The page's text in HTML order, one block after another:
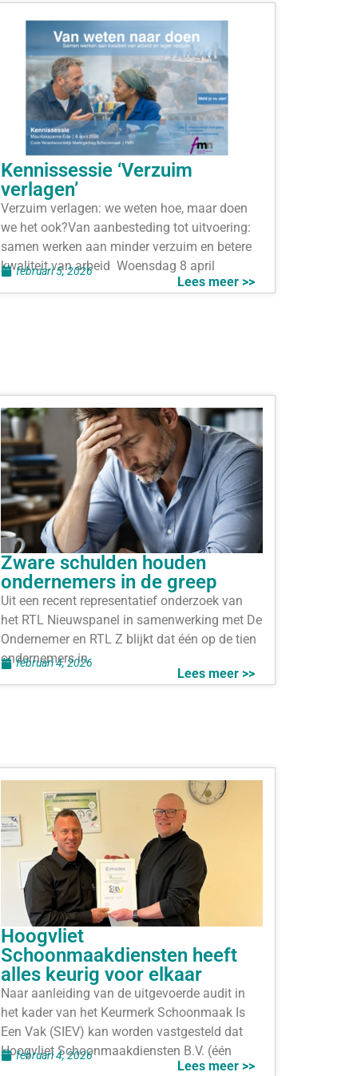
Kennissessie ‘Verzuim
verlagen’
Verzuim verlagen: we weten hoe, maar doen
we het ook?Van aanbesteding tot uitvoering:
samen werken aan minder verzuim en betere
kwaliteit van arbeid Woensdag 8 april
Lees meer >>
februari 5, 2026
Zware schulden houden
ondernemers in de greep
Uit een recent representatief onderzoek van
het RTL Nieuwspanel in samenwerking met De
Ondernemer en RTL Z blijkt dat één op de tien
ondernemers in
Lees meer >>
februari 4, 2026
Hoogvliet
Schoonmaakdiensten heeft
alles keurig voor elkaar
Naar aanleiding van de uitgevoerde audit in
het kader van het Keurmerk Schoonmaak Is
Een Vak (SIEV) kan worden vastgesteld dat
Hoogvliet Schoonmaakdiensten B.V. (één
Lees meer >>
februari 4, 2026